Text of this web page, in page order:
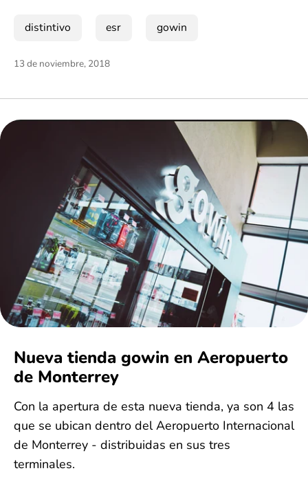
distintivo esr gowin
13 de noviembre, 2018
Nueva tienda gowin en Aeropuerto
de Monterrey
Con la apertura de esta nueva tienda, ya son 4 las
que se ubican dentro del Aeropuerto Internacional
de Monterrey - distribuidas en sus tres
terminales.